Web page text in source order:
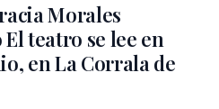
Morales
teatro se lee en
en La Corrala de